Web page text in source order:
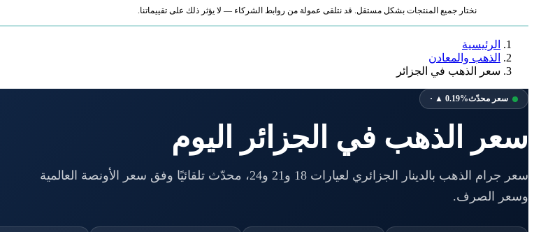
نختار جميع المنتجات بشكل مستقل. قد نتلقى عمولة من روابط الشركاء — لا يؤثر ذلك على تقييماتنا.
الرئيسية
الذهب والمعادن
سعر الذهب في الجزائر
سعر محدّث· ▲ 0.19%
سعر الذهب في الجزائر اليوم
سعر جرام الذهب بالدينار الجزائري لعيارات 18 و21 و24، محدّث تلقائيًا وفق سعر الأونصة العالمية
وسعر الصرف.